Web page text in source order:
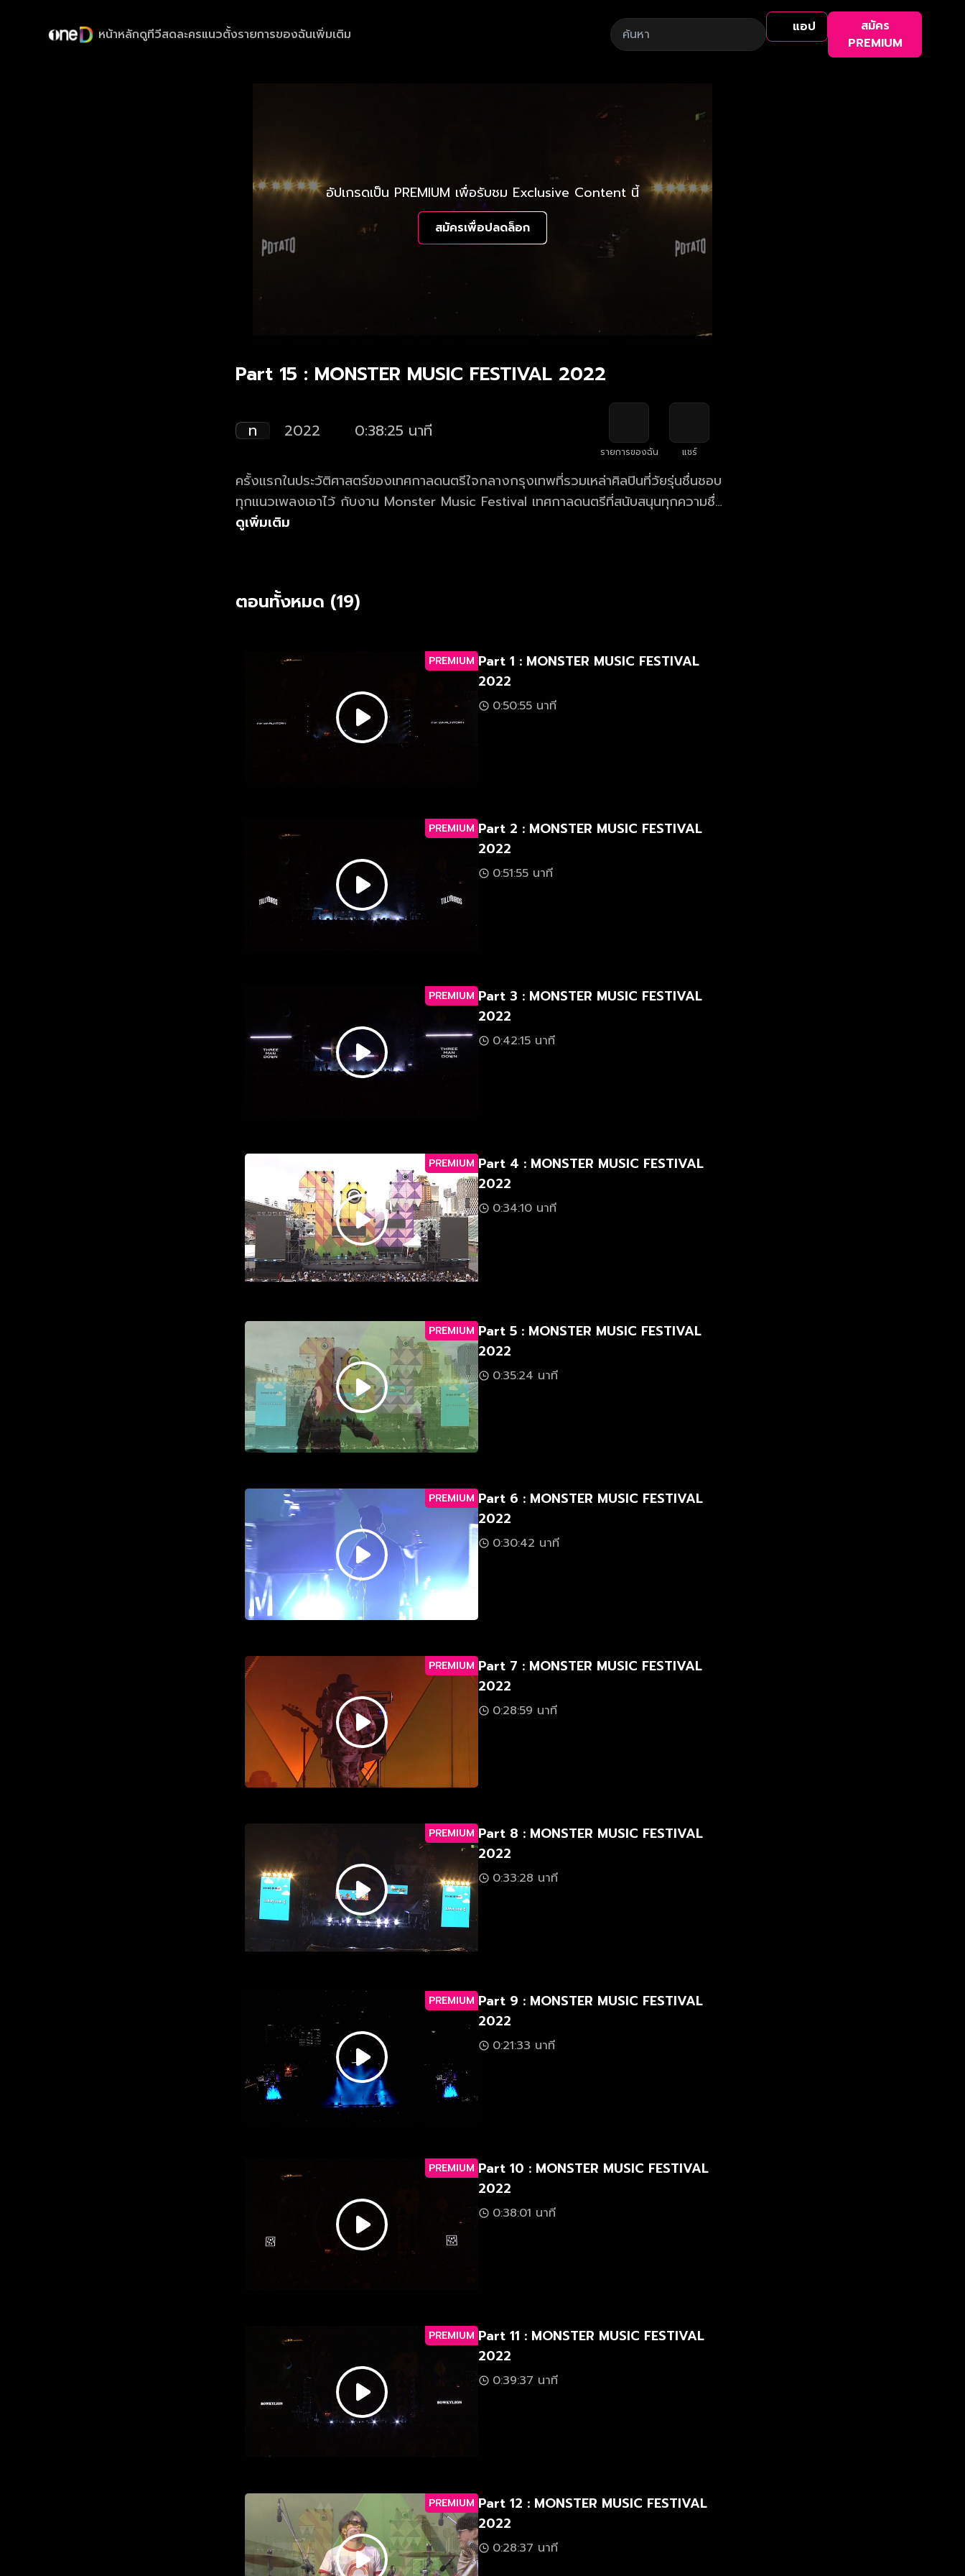
หน้าหลักดูทีวีสดละครแนวตั้งรายการของฉันเพิ่มเติม แอป
สมัคร
PREMIUM
อัปเกรดเป็น PREMIUM เพื่อรับชม Exclusive Content นี้
สมัครเพื่อปลดล็อก
Part 15 : MONSTER MUSIC FESTIVAL 2022
ท 2022 0:38:25 นาที
รายการของฉัน แชร์
ครั้งแรกในประวัติศาสตร์ของเทศกาลดนตรีใจกลางกรุงเทพที่รวมเหล่าศิลปินที่วัยรุ่นชื่นชอบ
ทุกแนวเพลงเอาไว้ กับงาน Monster Music Festival เทศกาลดนตรีที่สนับสนุนทุกความชื่น
ชอบทางดนตรีของทุกคน เป็นที่รวมตัวของคนที่ชอบดนตรี ไม่ว่าจะชอบใคร แนวเพลงไหน
โชว์ไม่คุ้นเคย! และโชว์ลับ ที่ทุกที่ในงานมันคือเวทีของสัตว์ประหลาดอย่างพวกเรา! จัดเต็ม 2
วัน 4 เวทีใหญ่ และ 1 เวทีศิลปินหน้าใหม่ จัดงานใจกลางกรุงเทพ
ดูเพิ่มเติม
ตอนทั้งหมด (19)
PREMIUM Part 1 : MONSTER MUSIC FESTIVAL
2022
0:50:55 นาที
PREMIUM Part 2 : MONSTER MUSIC FESTIVAL
2022
0:51:55 นาที
PREMIUM Part 3 : MONSTER MUSIC FESTIVAL
2022
0:42:15 นาที
PREMIUM Part 4 : MONSTER MUSIC FESTIVAL
2022
0:34:10 นาที
PREMIUM Part 5 : MONSTER MUSIC FESTIVAL
2022
0:35:24 นาที
PREMIUM Part 6 : MONSTER MUSIC FESTIVAL
2022
0:30:42 นาที
PREMIUM Part 7 : MONSTER MUSIC FESTIVAL
2022
0:28:59 นาที
PREMIUM Part 8 : MONSTER MUSIC FESTIVAL
2022
0:33:28 นาที
PREMIUM Part 9 : MONSTER MUSIC FESTIVAL
2022
0:21:33 นาที
PREMIUM Part 10 : MONSTER MUSIC FESTIVAL
2022
0:38:01 นาที
PREMIUM Part 11 : MONSTER MUSIC FESTIVAL
2022
0:39:37 นาที
PREMIUM Part 12 : MONSTER MUSIC FESTIVAL
2022
0:28:37 นาที